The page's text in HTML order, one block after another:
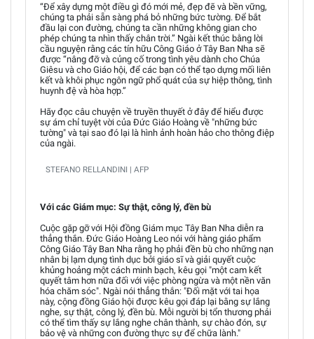
“Để xây dựng một điều gì đó mới mẻ, đẹp đẽ và bền vững,
chúng ta phải sẵn sàng phá bỏ những bức tường. Để bắt
đầu lại con đường, chúng ta cần những không gian cho
phép chúng ta nhìn thấy chân trời.” Ngài kết thúc bằng lời
cầu nguyện rằng các tín hữu Công Giáo ở Tây Ban Nha sẽ
được “nâng đỡ và củng cố trong tình yêu dành cho Chúa
Giêsu và cho Giáo hội, để các bạn có thể tạo dựng mối liên
kết và khôi phục ngôn ngữ phổ quát của sự hiệp thông, tình
huynh đệ và hòa hợp.”
Hãy đọc câu chuyện về truyền thuyết ở đây để hiểu được
sự ám chỉ tuyệt vời của Đức Giáo Hoàng về "những bức
tường" và tại sao đó lại là hình ảnh hoàn hảo cho thông điệp
của ngài.
STEFANO RELLANDINI | AFP
Với các Giám mục: Sự thật, công lý, đền bù
Cuộc gặp gỡ với Hội đồng Giám mục Tây Ban Nha diễn ra
thẳng thắn. Đức Giáo Hoàng Leo nói với hàng giáo phẩm
Công Giáo Tây Ban Nha rằng họ phải đền bù cho những nạn
nhân bị lạm dụng tình dục bởi giáo sĩ và giải quyết cuộc
khủng hoảng một cách minh bạch, kêu gọi "một cam kết
quyết tâm hơn nữa đối với việc phòng ngừa và một nền văn
hóa chăm sóc". Ngài nói thẳng thắn: "Đối mặt với tai họa
này, cộng đồng Giáo hội được kêu gọi đáp lại bằng sự lắng
nghe, sự thật, công lý, đền bù. Mỗi người bị tổn thương phải
có thể tìm thấy sự lắng nghe chân thành, sự chào đón, sự
bảo vệ và những con đường thực sự để chữa lành."